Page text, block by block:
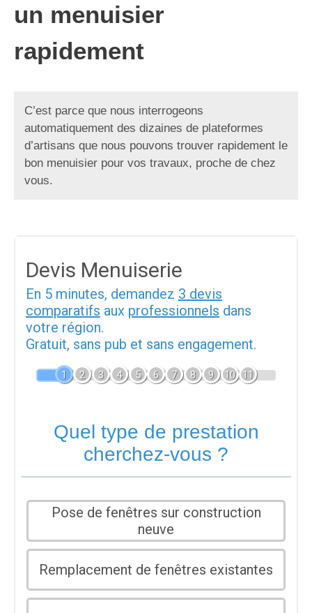
un menuisier
rapidement
C’est parce que nous interrogeons
automatiquement des dizaines de plateformes
d’artisans que nous pouvons trouver rapidement le
bon menuisier pour vos travaux, proche de chez
vous.
Devis Menuiserie
En 5 minutes, demandez 3 devis
comparatifs aux professionnels dans
votre région.
Gratuit, sans pub et sans engagement.
1 2 3 4 5 6 7 8 9 10 11
Quel type de prestation
cherchez-vous ?
Pose de fenêtres sur construction
neuve
Remplacement de fenêtres existantes